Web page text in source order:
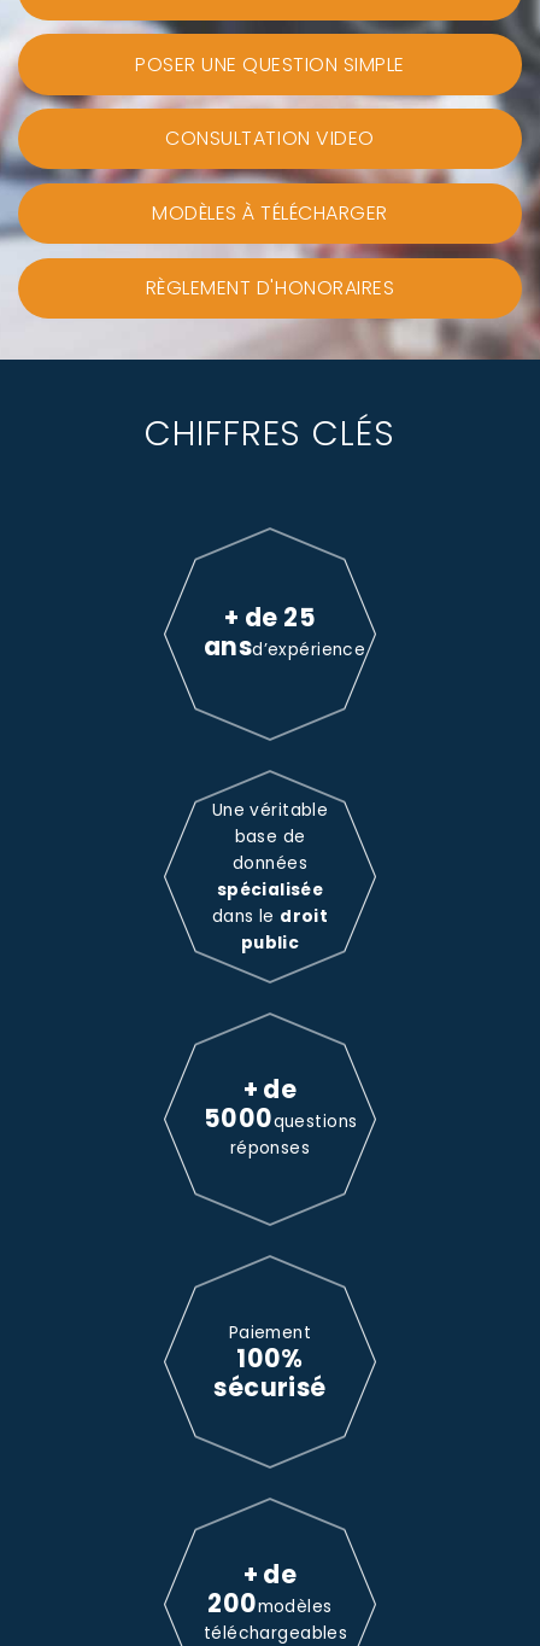
POSER UNE QUESTION SIMPLE
CONSULTATION VIDEO
MODÈLES À TÉLÉCHARGER
RÈGLEMENT D'HONORAIRES
CHIFFRES CLÉS
+ de 25
ansd’expérience
Une véritable
base de
données
spécialisée
dans le droit
public
+ de
5000questions
réponses
Paiement
100%
sécurisé
+ de
200modèles
téléchargeables